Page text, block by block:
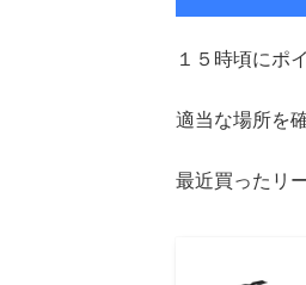
１５時頃にポ
適当な場所を
最近買ったリ